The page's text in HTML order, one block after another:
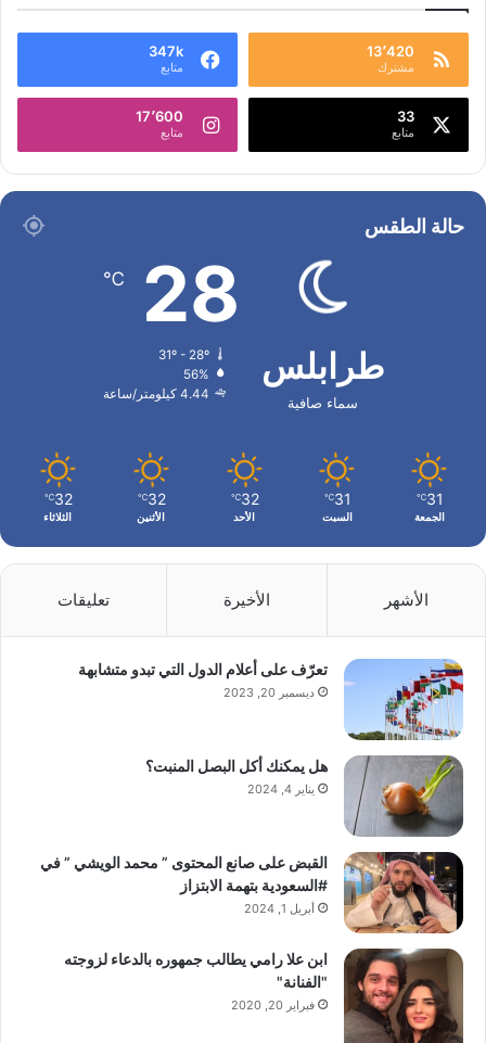
13٬420
مشترك
347k
متابع
33
متابع
17٬600
متابع
حالة الطقس
طرابلس
سماء صافية
28
℃
31º - 28º
56%
4.44 كيلومتر/ساعة
31
℃
الجمعة
31
℃
السبت
32
℃
الأحد
32
℃
الأثنين
32
℃
الثلاثاء
الأشهر الأخيرة تعليقات
تعرّف على أعلام الدول التي تبدو متشابهة
ديسمبر 20, 2023
هل يمكنك أكل البصل المنبت؟
يناير 4, 2024
القبض على صانع المحتوى ” محمد الويشي ” في
#السعودية بتهمة الابتزاز
أبريل 1, 2024
ابن علا رامي يطالب جمهوره بالدعاء لزوجته
"الفنانة"
فبراير 20, 2020